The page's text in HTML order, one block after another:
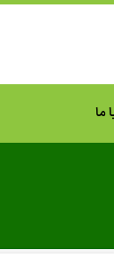
ما